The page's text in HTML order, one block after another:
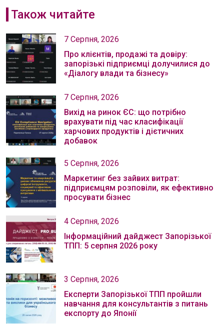
Також читайте
7 Серпня, 2026
Про клієнтів, продажі та довіру:
запорізькі підприємці долучилися до
«Діалогу влади та бізнесу»
7 Серпня, 2026
Вихід на ринок ЄС: що потрібно
врахувати під час класифікації
харчових продуктів і дієтичних
добавок
5 Серпня, 2026
Маркетинг без зайвих витрат:
підприємцям розповіли, як ефективно
просувати бізнес
4 Серпня, 2026
Інформаційний дайджест Запорізької
ТПП: 5 серпня 2026 року
3 Серпня, 2026
Експерти Запорізької ТПП пройшли
навчання для консультантів з питань
експорту до Японії